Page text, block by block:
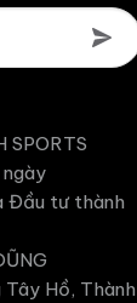
SPORTS
Đầu tư thành
Hồ, Thành